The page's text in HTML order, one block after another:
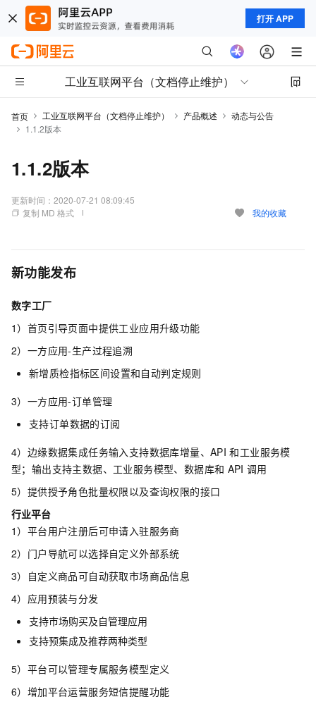
打开 APP
工业互联网平台（文档停止维护）
首页 工业互联网平台（文档停止维护） 产品概述
动态与公告
1.1.2版本
1.1.2版本
更新时间： 2020-07-21 08:09:45
复制 MD 格式
我的收藏
新功能发布
数字工厂
1）首页引导页面中提供工业应用升级功能
2）一方应用-生产过程追溯
新增质检指标区间设置和自动判定规则
3）一方应用-订单管理
支持订单数据的订阅
4）边缘数据集成任务输入支持数据库增量、API 和工业服务模
型；输出支持主数据、工业服务模型、数据库和 API 调用
5）提供授予角色批量权限以及查询权限的接口
行业平台
1）平台用户注册后可申请入驻服务商
2）门户导航可以选择自定义外部系统
3）自定义商品可自动获取市场商品信息
4）应用预装与分发
支持市场购买及自管理应用
支持预集成及推荐两种类型
5）平台可以管理专属服务模型定义
6）增加平台运营服务短信提醒功能